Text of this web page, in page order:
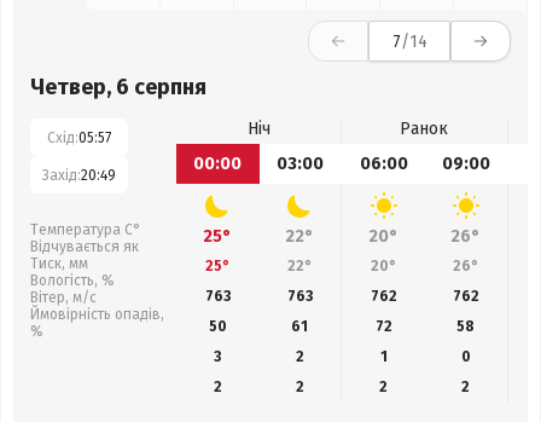
7/14
Четвер, 6 серпня
Схід:05:57
Захід:20:49
Температура С°
Відчувається як
Тиск, мм
Вологість, %
Вітер, м/с
Ймовірність опадів,
%
Ніч
Ранок
00:00
03:00 06:00 09:00
25° 22° 20° 26°
25° 22° 20° 26°
763
763 762 762
50
61 72
58
3
2 1
0
2
2 2 2